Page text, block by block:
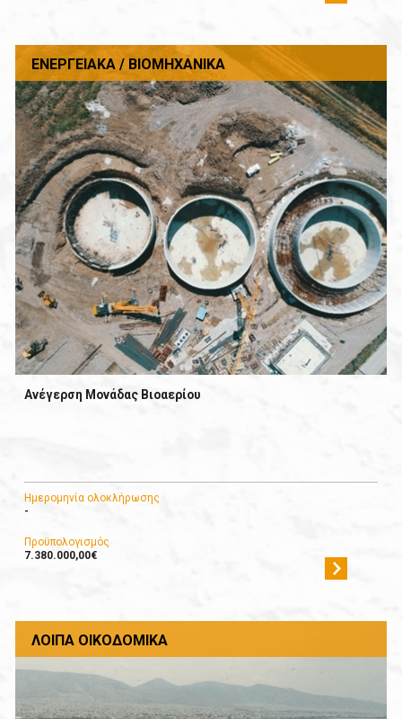
ΕΝΕΡΓΕΙΑΚΆ / ΒΙΟΜΗΧΑΝΙΚΆ
Ανέγερση Μονάδας Βιοαερίου
Ημερομηνία ολοκλήρωσης
-
Προϋπολογισμός
7.380.000,00€
ΛΟΙΠΆ ΟΙΚΟΔΟΜΙΚΆ